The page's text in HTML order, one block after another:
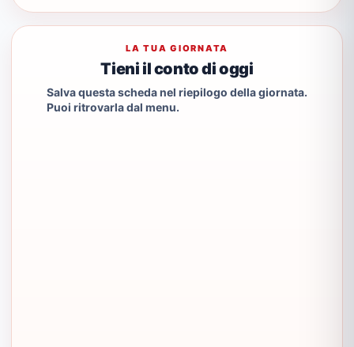
LA TUA GIORNATA
Tieni il conto di oggi
Salva questa scheda nel riepilogo della giornata.
Puoi ritrovarla dal menu.